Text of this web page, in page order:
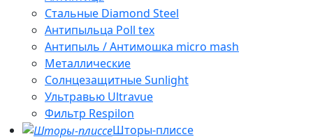
Стальные Diamond Steel
Антипыльца Poll tex
Антипыль / Антимошка micro mash
Металлические
Солнцезащитные Sunlight
Ультравью Ultravue
Фильтр Respilon
Шторы-плиссе